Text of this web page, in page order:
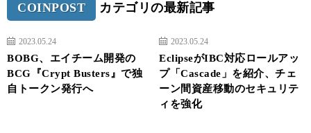
COINPOST カテゴリの最新記事
2023.05.24
BOBG、エイチーム開発の
BCG『Crypt Busters』で独
自トークン発行へ
2023.05.24
EclipseがIBC対応ロールアッ
プ「Cascade」を紹介、チェ
ーン間資産移動のセキュリテ
ィを強化